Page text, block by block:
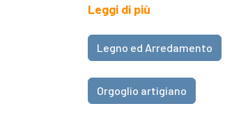
Leggi di più
Legno ed Arredamento
Orgoglio artigiano